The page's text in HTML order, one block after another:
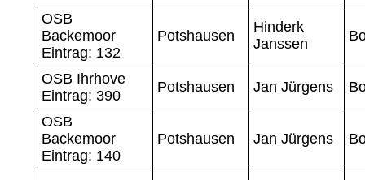
OSB
Backemoor
Eintrag: 132
Potshausen
Hinderk
Janssen
OSB Ihrhove
Eintrag: 390
Potshausen Jan Jürgens
OSB
Backemoor
Eintrag: 140
Potshausen Jan Jürgens